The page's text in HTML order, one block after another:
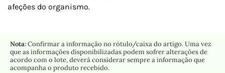
afeções do organismo.
Nota:Confirmar a informação no rótulo/caixa do artigo. Uma vez
que as informações disponibilizadas podem sofrer alterações de
acordo com o lote, deverá considerar sempre a informação que
acompanha o produto recebido.